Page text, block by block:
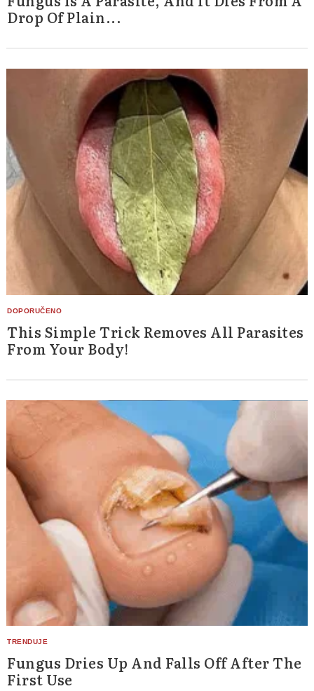
Drop Of Plain...
This Simple Trick Removes All Parasites
From Your Body!
Fungus Dries Up And Falls Off After The
First Use
Search
for: